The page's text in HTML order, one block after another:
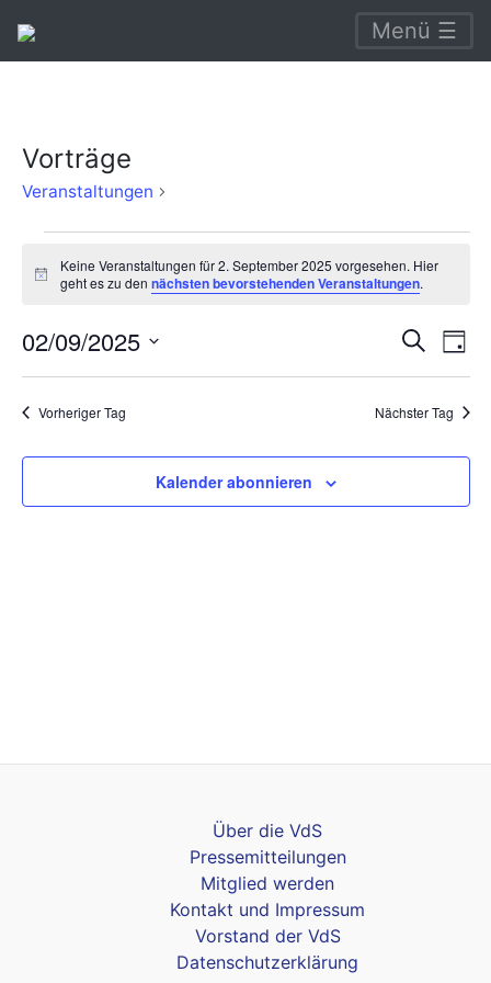
Menü ☰
Vorträge
Veranstaltungen
für
September
Hinweis
Keine Veranstaltungen für 2. September 2025 vorgesehen. Hier
geht es zu dennächsten bevorstehenden Veranstaltungen.
Suche
und
SucheTag
02/09/2025
Datum
Vorheriger Tag Nächster Tag
Kalender abonnieren
Über die VdS
Pressemitteilungen
Mitglied werden
Kontakt und Impressum
Vorstand der VdS
Datenschutzerklärung